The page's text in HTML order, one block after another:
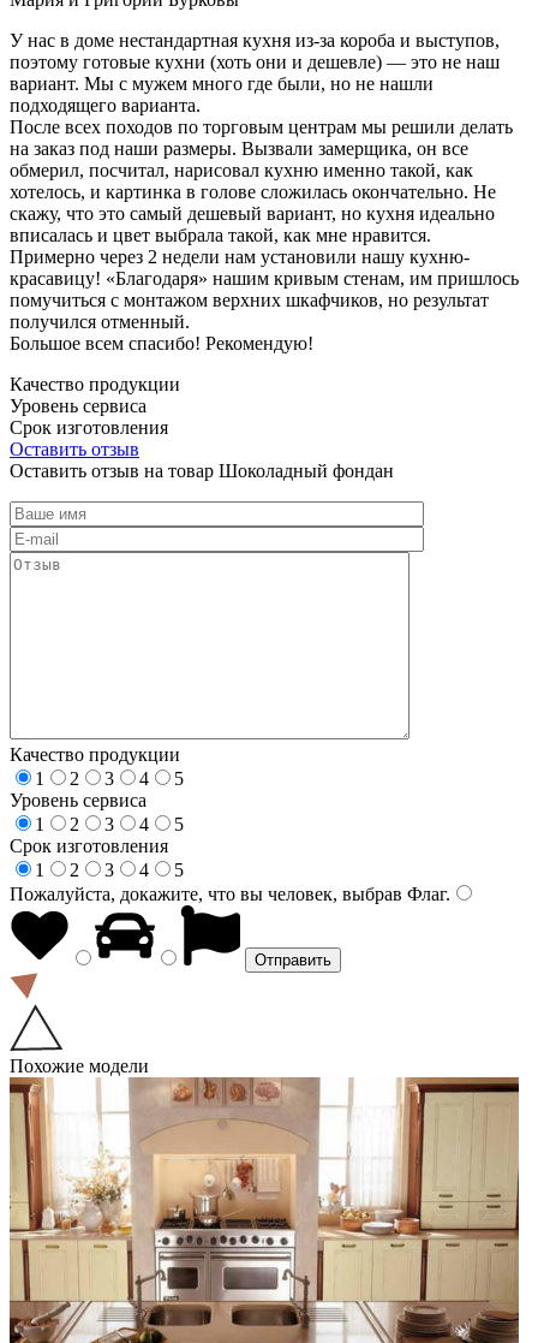
У нас в доме нестандартная кухня из-за короба и выступов,
поэтому готовые кухни (хоть они и дешевле) — это не наш
вариант. Мы с мужем много где были, но не нашли
подходящего варианта.
После всех походов по торговым центрам мы решили делать
на заказ под наши размеры. Вызвали замерщика, он все
обмерил, посчитал, нарисовал кухню именно такой, как
хотелось, и картинка в голове сложилась окончательно. Не
скажу, что это самый дешевый вариант, но кухня идеально
вписалась и цвет выбрала такой, как мне нравится.
Примерно через 2 недели нам установили нашу кухню-
красавицу! «Благодаря» нашим кривым стенам, им пришлось
помучиться с монтажом верхних шкафчиков, но результат
получился отменный.
Большое всем спасибо! Рекомендую!
Качество продукции
Уровень сервиса
Срок изготовления
Оставить отзыв
Оставить отзыв на товар Шоколадный фондан
Качество продукции
1
2 3 4
5
Уровень сервиса
1
2 3 4
5
Срок изготовления
1
2 3 4
5
Пожалуйста, докажите, что вы человек, выбрав Флаг.
Похожие модели